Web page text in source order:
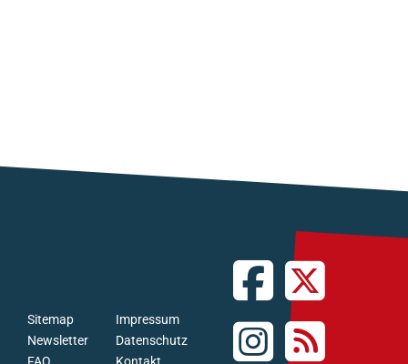
Newsletter
Sitemap
Datenschutz
Impressum